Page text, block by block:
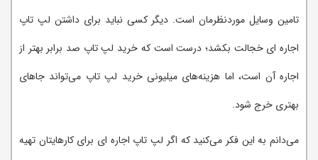
تامین وسایل موردنظرمان است. دیگر کسی نباید برای داشتن لپ تاپ
اجاره ای خجالت بکشد؛ درست است که خرید لپ تاپ صد برابر بهتر از
اجاره آن است، اما هزینه‌های میلیونی خرید لپ تاپ می‌تواند جاهای
بهتری خرج شود.
می‌دانم به این فکر می‌کنید که اگر لپ تاپ اجاره ای برای کارهایتان تهیه